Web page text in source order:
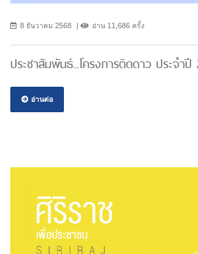
8 ธันวาคม 2568 อ่าน 11,686 ครั้ง
ประชาสัมพันธ์...โครงการติดดาว ประจำปี
อ่านต่อ